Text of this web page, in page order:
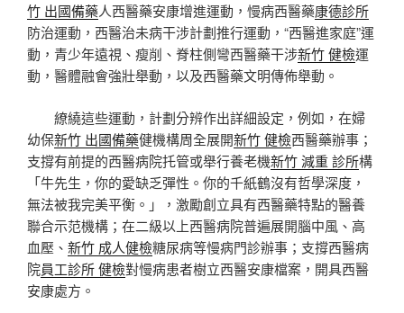
竹 出國備藥人西醫藥安康增進運動，慢病西醫藥康德診所
防治運動，西醫治未病干涉計劃推行運動，“西醫進家庭”運
動，青少年遠視、瘦削、脊柱側彎西醫藥干涉新竹 健檢運
動，醫體融會強壯舉動，以及西醫藥文明傳佈舉動。
繚繞這些運動，計劃分辨作出詳細設定，例如，在婦
幼保新竹 出國備藥健機構周全展開新竹 健檢西醫藥辦事；
支撐有前提的西醫病院托管或舉行養老機新竹 減重 診所構
「牛先生，你的愛缺乏彈性。你的千紙鶴沒有哲學深度，
無法被我完美平衡。」，激勵創立具有西醫藥特點的醫養
聯合示范機構；在二級以上西醫病院普遍展開腦中風、高
血壓、 新竹 成人健檢糖尿病等慢病門診辦事；支撐西醫病
院員工診所 健檢對慢病患者樹立西醫安康檔案，開具西醫
安康處方。